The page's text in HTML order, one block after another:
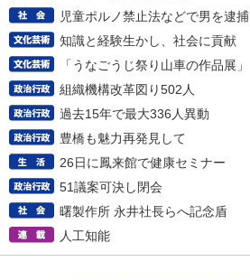
児童ポルノ禁止法などで男を逮捕
知識と経験生かし、社会に貢献
「うなごうじ祭り山車の作品展」
組織機構改革図り502人
過去15年で最大336人異動
豊橋も魅力再発見して
26日に鳳来館で健康セミナー
51議案可決し閉会
曙製作所 永井社長らへ記念盾
人工知能